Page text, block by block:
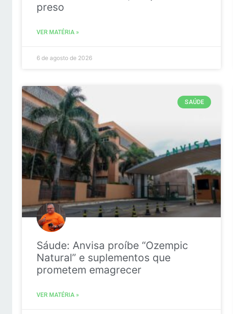
preso
VER MATÉRIA »
6 de agosto de 2026
SAÚDE
Sáude: Anvisa proíbe “Ozempic
Natural” e suplementos que
prometem emagrecer
VER MATÉRIA »